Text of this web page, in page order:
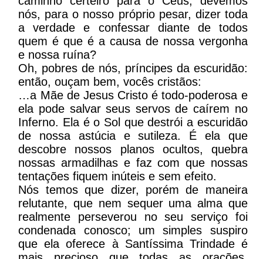
nós, para o nosso próprio pesar, dizer toda
a verdade e confessar diante de todos
quem é que é a causa de nossa vergonha
e nossa ruína?
Oh, pobres de nós, príncipes da escuridão:
então, ouçam bem, vocês cristãos:
…a Mãe de Jesus Cristo é todo-poderosa e
ela pode salvar seus servos de caírem no
Inferno. Ela é o Sol que destrói a escuridão
de nossa astúcia e sutileza. É ela que
descobre nossos planos ocultos, quebra
nossas armadilhas e faz com que nossas
tentações fiquem inúteis e sem efeito.
Nós temos que dizer, porém de maneira
relutante, que nem sequer uma alma que
realmente perseverou no seu serviço foi
condenada conosco; um simples suspiro
que ela oferece à Santíssima Trindade é